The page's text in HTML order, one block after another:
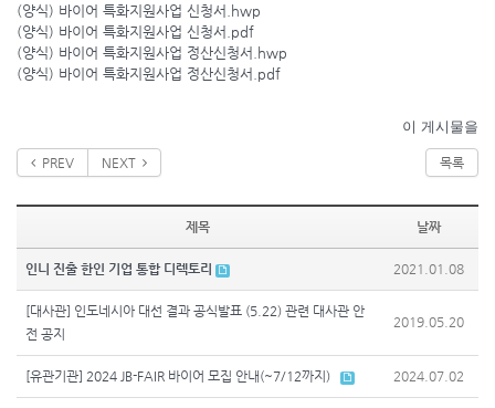
(양식) 바이어 특화지원사업 신청서.hwp
(양식) 바이어 특화지원사업 신청서.pdf
(양식) 바이어 특화지원사업 정산신청서.hwp
(양식) 바이어 특화지원사업 정산신청서.pdf
이 게시물을
PREV NEXT 목록
제목 날짜
인니 진출 한인 기업 통합 디렉토리 2021.01.08
[대사관] 인도네시아 대선 결과 공식발표 (5.22) 관련 대사관 안
전 공지
2019.05.20
[유관기관] 2024 JB-FAIR 바이어 모집 안내(~7/12까지) 2024.07.02